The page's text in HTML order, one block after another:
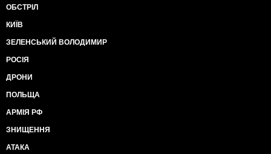
ОБСТРІЛ
КИЇВ
ЗЕЛЕНСЬКИЙ ВОЛОДИМИР
РОСІЯ
ДРОНИ
ПОЛЬЩА
АРМІЯ РФ
ЗНИЩЕННЯ
АТАКА